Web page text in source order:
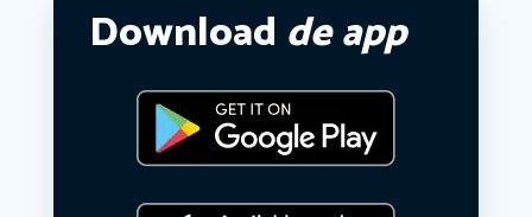
Download de app